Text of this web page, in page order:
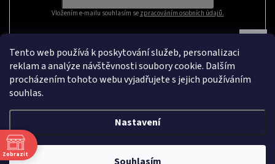
Tento web používá k poskytování služeb, personalizaci
reklam a analýze návštěvnosti soubory cookie. Dalším
procházením tohoto webu vyjadřujete s jejich používáním
souhlas.
Nastavení
Vložením e-mailu souhlasím se zpracováním osobních údajů.
Vytvořil Shoptet
Zobrazit